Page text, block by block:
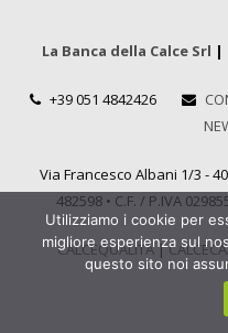
La Banca della Calce Srl |
+39 051 4842426
Via Francesco Albani 1/3 -
482598 • C.F. / P.IVA
CALCEQUALITÀ|
Utilizziamo i cookie per
migliore esperienza sul
questo sito noi